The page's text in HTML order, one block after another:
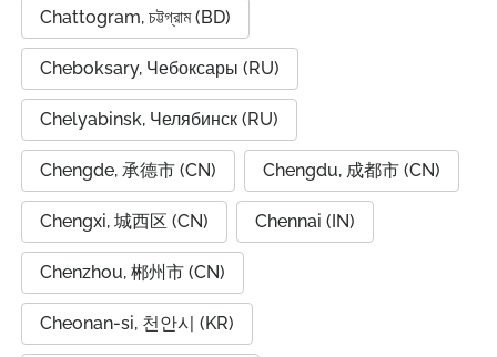
Chattogram, চট্টগ্রাম (BD)
Cheboksary, Чебоксары (RU)
Chelyabinsk, Челябинск (RU)
Chengde, 承德市 (CN) Chengdu, 成都市 (CN)
Chengxi, 城西区 (CN) Chennai (IN)
Chenzhou, 郴州市 (CN)
Cheonan-si, 천안시 (KR)